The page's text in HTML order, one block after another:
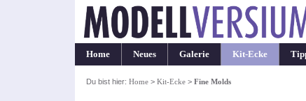
Home Neues Galerie Kit-Ecke
Du bist hier: Home> Kit-Ecke> Fine Molds